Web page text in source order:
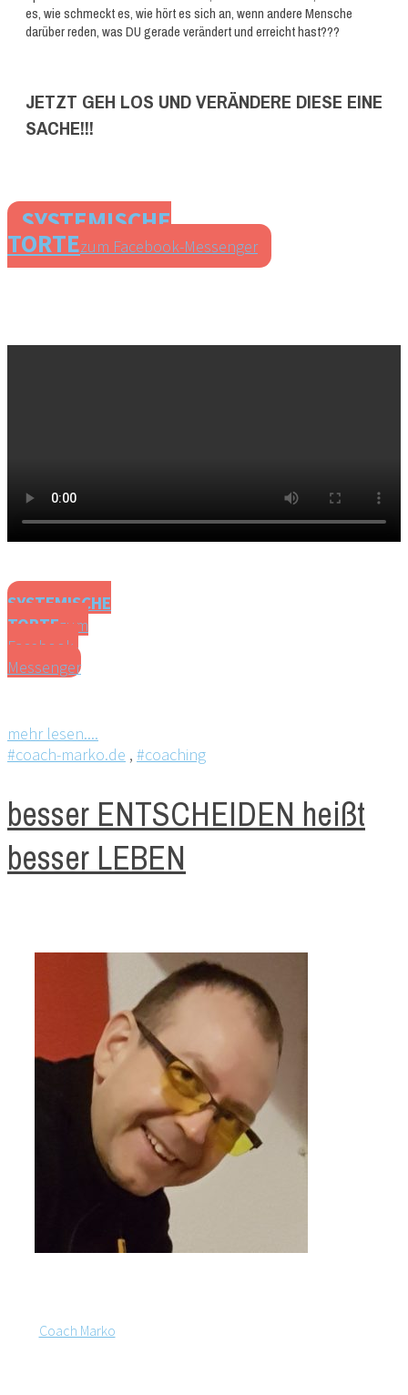
es, wie schmeckt es, wie hört es sich an, wenn andere Mensche
darüber reden, was DU gerade verändert und erreicht hast???
JETZT GEH LOS UND VERÄNDERE DIESE EINE
SACHE!!!
SYSTEMISCHE
TORTEzum Facebook-Messenger
SYSTEMISCHE
TORTEzum
Facebook-
Messenger
mehr lesen....
#coach-marko.de , #coaching
besser ENTSCHEIDEN heißt
besser LEBEN
Coach Marko